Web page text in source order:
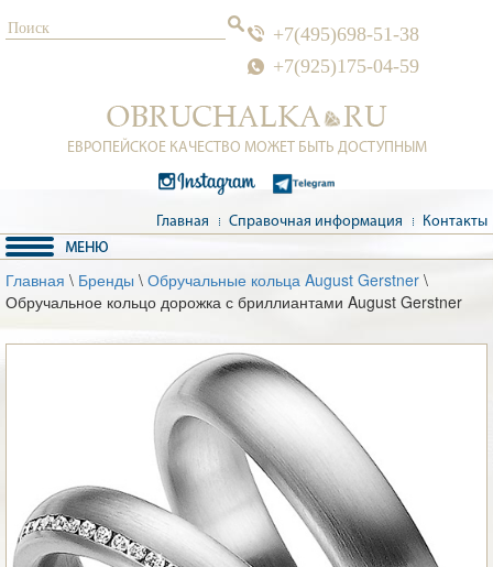
+7(495)698-51-38
+7(925)175-04-59
ЕВРОПЕЙСКОЕ КАЧЕСТВО МОЖЕТ БЫТЬ ДОСТУПНЫМ
Главная Справочная информация Контакты
Главная \ Бренды \ Обручальные кольца August Gerstner \
Обручальное кольцо дорожка с бриллиантами August Gerstner